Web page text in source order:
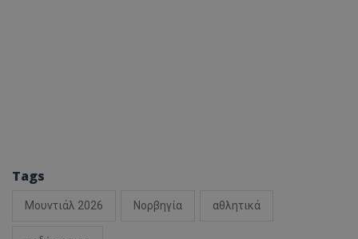
Tags
Μουντιάλ 2026 Νορβηγία αθλητικά